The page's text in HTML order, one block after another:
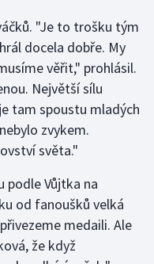
"Je to trošku tým
docela dobře. My
věřit," prohlásil.
Největší sílu
tam spoustu mladých
zvykem.
světa."
podle Vůjtka na
od fanoušků velká
medaili. Ale
že když